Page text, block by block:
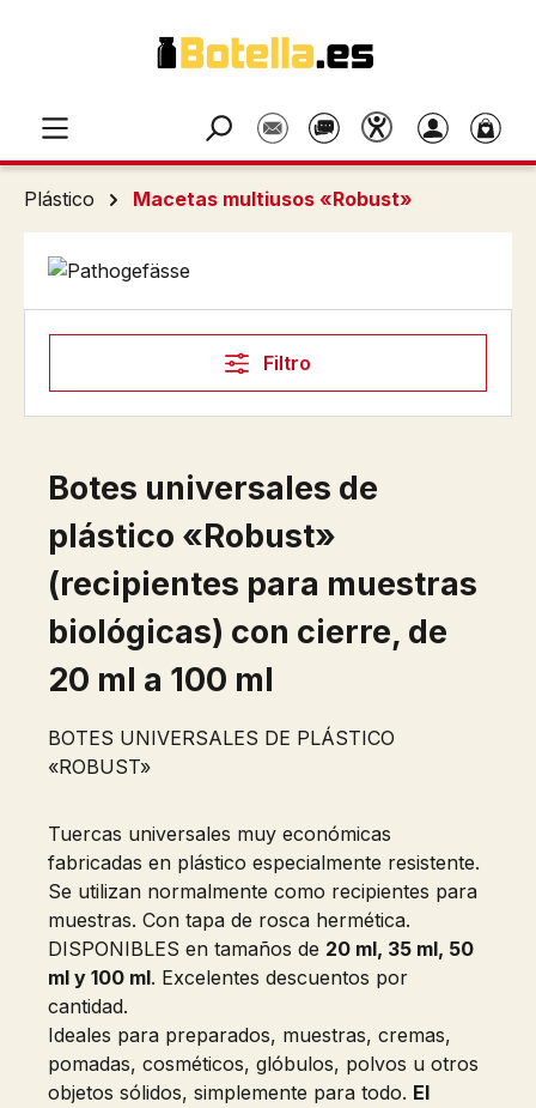
Plástico Macetas multiusos «Robust»
Filtro
Botes universales de
plástico «Robust»
(recipientes para muestras
biológicas) con cierre, de
20 ml a 100 ml
BOTES UNIVERSALES DE PLÁSTICO
«ROBUST»
Tuercas universales muy económicas
fabricadas en plástico especialmente resistente.
Se utilizan normalmente como recipientes para
muestras. Con tapa de rosca hermética.
DISPONIBLES en tamaños de 20 ml, 35 ml, 50
ml y 100 ml. Excelentes descuentos por
cantidad.
Ideales para preparados, muestras, cremas,
pomadas, cosméticos, glóbulos, polvos u otros
objetos sólidos, simplemente para todo. El